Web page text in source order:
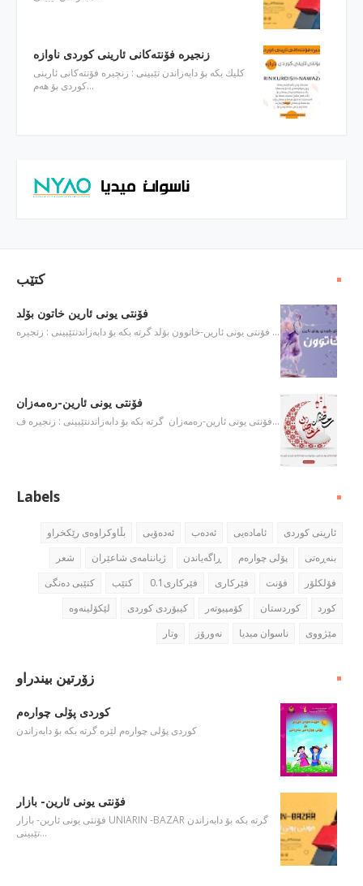
كلیك بكه‌ بۆ دابه‌زاندن تێبینی : زنجیره‌ فۆنته‌كانی ئارینی
كوردی بۆ هه‌م…
كتێب
فۆنتی یونی ئارین خاتون بۆلد
فۆنتی یونی ئارین-خاتوون بۆلد گرته‌ بكه‌ بۆ دابه‌زاندنتێبینی : زنجیره‌ …
فۆنتی یونی ئارین-ره‌مه‌زان
فۆنتی یونی ئارین-ره‌مه‌زان گرته‌ بكه‌ بۆ دابه‌زاندنتێبینی : زنجیره‌ ف…
Labels
ئارینی كوردی ئاماده‌یی ئه‌ده‌ب ئه‌ده‌ۆبی
بڵاوكراوه‌ی رێكخراو
بنه‌ڕه‌تی
پۆلی چواره‌م ڕاگه‌یاندن ژیاننامه‌ی شاعێران
شعر
فۆلكلۆر
فۆنت فێركاری فێركاری0.1 كتێب
كتێبی ده‌نگی
كورد
كوردستان كۆمپیوته‌ر كیبۆردی كوردی
مێژووی
ناسوان میدیا نه‌ورۆز وتار
زۆرتین بیندراو
كوردی پۆلی چواره‌م
كوردی پۆلی چواره‌م لێره‌ گرته‌ بكه‌ بۆ دابه‌زاندن
فۆنتی یونی ئارین- بازار
فۆنتی یونی ئارین- بازار UNIARIN -BAZAR گرته‌ بكه‌ بۆ دابه‌زاندن
تێبینی…